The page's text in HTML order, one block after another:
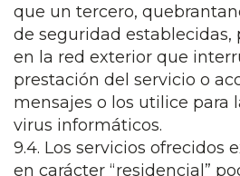
que un tercero,
de seguridad establecidas,
en la red exterior que
prestación del servicio o
mensajes o los utilice para
virus informáticos.
9.4. Los servicios ofrecidos
en carácter “residencial”